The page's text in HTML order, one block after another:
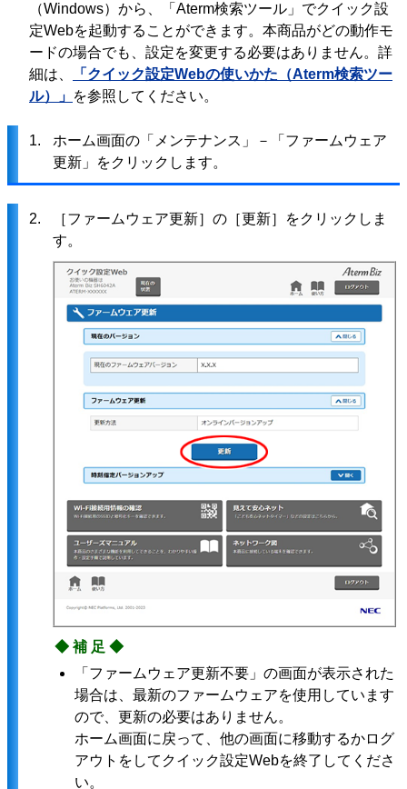
（Windows）から、「Aterm検索ツール」でクイック設
定Webを起動することができます。本商品がどの動作モ
ードの場合でも、設定を変更する必要はありません。詳
細は、
「クイック設定Webの使いかた（Aterm検索ツー
ル）」 を参照してください。
1.
ホーム画面の「メンテナンス」－「ファームウェア
更新」をクリックします。
2.
［ファームウェア更新］の［更新］をクリックしま
す。
◆補足◆
「ファームウェア更新不要」の画面が表示された
場合は、最新のファームウェアを使用しています
ので、更新の必要はありません。
ホーム画面に戻って、他の画面に移動するかログ
アウトをしてクイック設定Webを終了してくださ
い。